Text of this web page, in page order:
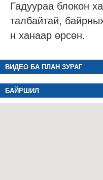
Гадуураа блокон
талбайтай,
н ханаар өрсөн.
ВИДЕО БА ПЛАН ЗУРАГ
БАЙРШИЛ